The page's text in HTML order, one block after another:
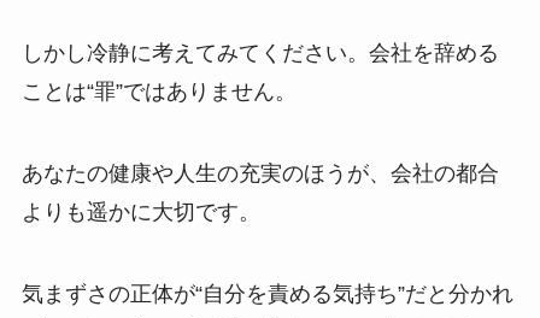
しかし冷静に考えてみてください。会社を辞める
ことは“罪”ではありません。
あなたの健康や人生の充実のほうが、会社の都合
よりも遥かに大切です。
気まずさの正体が“自分を責める気持ち”だと分かれ